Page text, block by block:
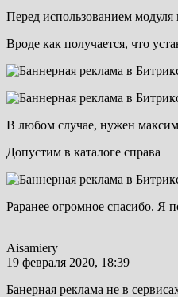
Перед использованием
Вроде как получается, что
В любом случае, нужен
Допустим в каталоге справа
Pаранее огромное спасибо. Я
Aisamiery
19 февраля 2020, 18:39
Банерная реклама не в